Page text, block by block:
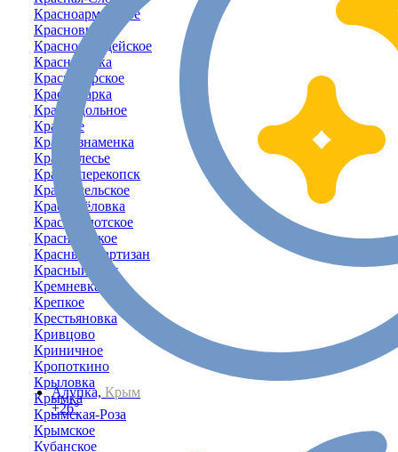
Алупка, Крым
+26°
Красноармейское
Красновка
Красногвардейское
Красногорка
Красногорское
Краснодарка
Краснодольное
Красное
Краснознаменка
Краснолесье
Красноперекопск
Красносельское
Красносёловка
Краснофлотское
Красноярское
Красный Партизан
Красный-Мак
Кремневка
Крепкое
Крестьяновка
Кривцово
Криничное
Кропоткино
Крыловка
Крымка
Крымская-Роза
Крымское
Кубанское